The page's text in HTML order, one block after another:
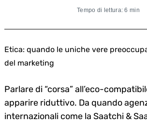
Tempo di lettura: 6 min
Etica: quando le uniche vere
del marketing
Parlare di “corsa” all’eco-
apparire riduttivo. Da quando
internazionali come la Saatchi &